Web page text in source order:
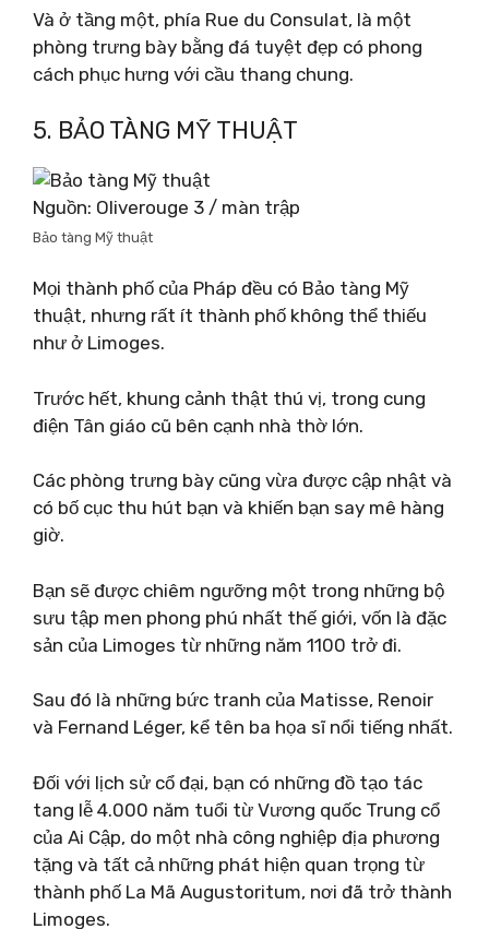
Và ở tầng một, phía Rue du Consulat, là một
phòng trưng bày bằng đá tuyệt đẹp có phong
cách phục hưng với cầu thang chung.
5. BẢO TÀNG MỸ THUẬT
Nguồn: Oliverouge 3 / màn trập
Bảo tàng Mỹ thuật
Mọi thành phố của Pháp đều có Bảo tàng Mỹ
thuật, nhưng rất ít thành phố không thể thiếu
như ở Limoges.
Trước hết, khung cảnh thật thú vị, trong cung
điện Tân giáo cũ bên cạnh nhà thờ lớn.
Các phòng trưng bày cũng vừa được cập nhật và
có bố cục thu hút bạn và khiến bạn say mê hàng
giờ.
Bạn sẽ được chiêm ngưỡng một trong những bộ
sưu tập men phong phú nhất thế giới, vốn là đặc
sản của Limoges từ những năm 1100 trở đi.
Sau đó là những bức tranh của Matisse, Renoir
và Fernand Léger, kể tên ba họa sĩ nổi tiếng nhất.
Đối với lịch sử cổ đại, bạn có những đồ tạo tác
tang lễ 4.000 năm tuổi từ Vương quốc Trung cổ
của Ai Cập, do một nhà công nghiệp địa phương
tặng và tất cả những phát hiện quan trọng từ
thành phố La Mã Augustoritum, nơi đã trở thành
Limoges.